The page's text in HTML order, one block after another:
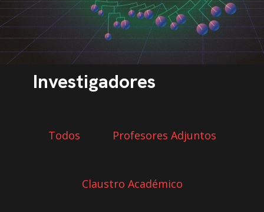
Investigadores
Todos Profesores Adjuntos
Claustro Académico